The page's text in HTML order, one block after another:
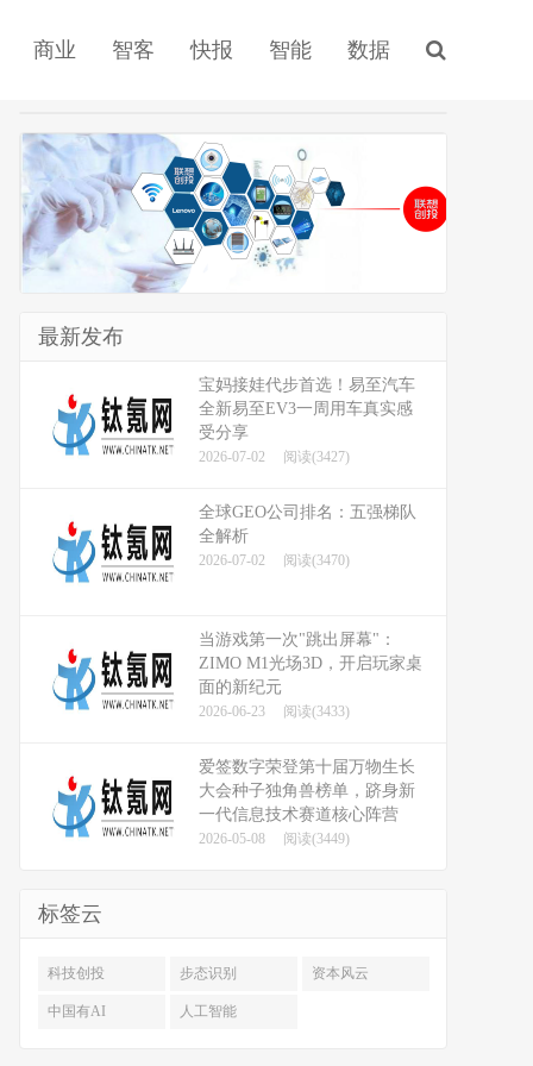
商业 智客 快报 智能 数据
最新发布
宝妈接娃代步首选！易至汽车
全新易至EV3一周用车真实感
受分享
2026-07-02 阅读(3427)
全球GEO公司排名：五强梯队
全解析
2026-07-02 阅读(3470)
当游戏第一次"跳出屏幕"：
ZIMO M1光场3D，开启玩家桌
面的新纪元
2026-06-23 阅读(3433)
爱签数字荣登第十届万物生长
大会种子独角兽榜单，跻身新
一代信息技术赛道核心阵营
2026-05-08 阅读(3449)
标签云
科技创投 步态识别 资本风云
中国有AI 人工智能